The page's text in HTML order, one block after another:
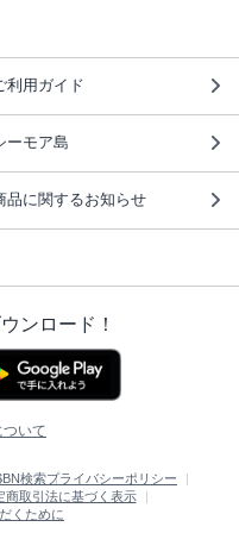
利用ガイド
ーモア島
品に関するお知らせ
ンロード！
いて
検索プライバシーポリシー
商取引法に基づく表示
くために